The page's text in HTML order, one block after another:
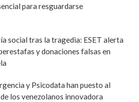
para resguardarse
social tras la tragedia: ESET alerta
y donaciones falsas en
y Psicodata han puesto al
los venezolanos innovadora